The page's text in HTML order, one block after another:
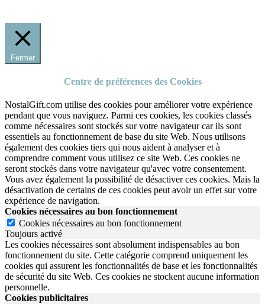
Fermer
Centre de préférences des Cookies
NostalGift.com utilise des cookies pour améliorer votre expérience
pendant que vous naviguez. Parmi ces cookies, les cookies classés
comme nécessaires sont stockés sur votre navigateur car ils sont
essentiels au fonctionnement de base du site Web. Nous utilisons
également des cookies tiers qui nous aident à analyser et à
comprendre comment vous utilisez ce site Web. Ces cookies ne
seront stockés dans votre navigateur qu'avec votre consentement.
Vous avez également la possibilité de désactiver ces cookies. Mais la
désactivation de certains de ces cookies peut avoir un effet sur votre
expérience de navigation.
Cookies nécessaires au bon fonctionnement
Cookies nécessaires au bon fonctionnement
Toujours activé
Les cookies nécessaires sont absolument indispensables au bon
fonctionnement du site. Cette catégorie comprend uniquement les
cookies qui assurent les fonctionnalités de base et les fonctionnalités
de sécurité du site Web. Ces cookies ne stockent aucune information
personnelle.
Cookies publicitaires